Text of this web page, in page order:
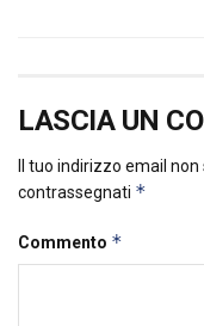
LASCIA UN
Il tuo indirizzo email
contrassegnati *
Commento *